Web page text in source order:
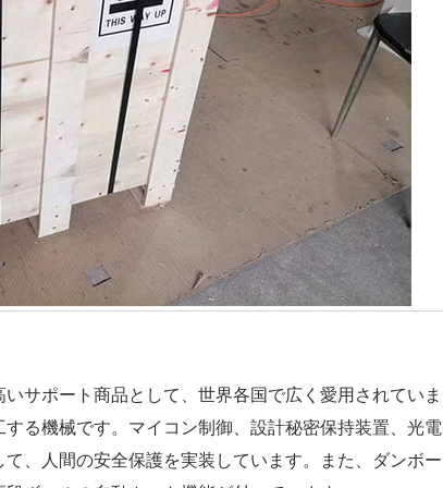
サポート商品として、世界各国で広く愛用されていま
る機械です。マイコン制御、設計秘密保持装置、光電
、人間の安全保護を実装しています。また、ダンボー